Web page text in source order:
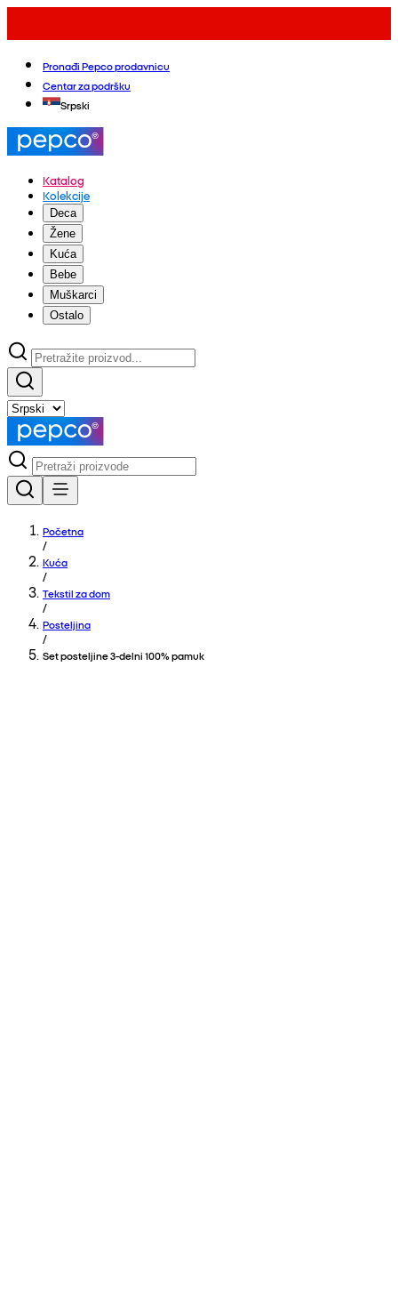
Pronađi Pepco prodavnicu
Centar za podršku
Srpski
Katalog
Kolekcije
Deca
Žene
Kuća
Bebe
Muškarci
Ostalo
Početna
/
Kuća
/
Tekstil za dom
/
Posteljina
/
Set posteljine 3-delni 100% pamuk